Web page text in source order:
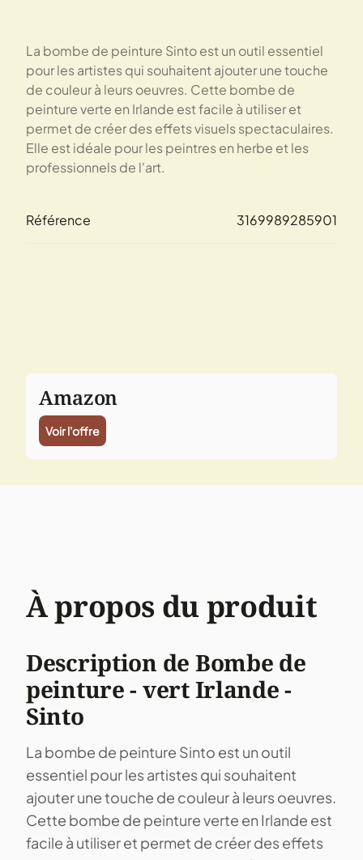
La bombe de peinture Sinto est un outil essentiel
pour les artistes qui souhaitent ajouter une touche
de couleur à leurs oeuvres. Cette bombe de
peinture verte en Irlande est facile à utiliser et
permet de créer des effets visuels spectaculaires.
Elle est idéale pour les peintres en herbe et les
professionnels de l'art.
Référence 3169989285901
Amazon
Voir l'offre
À propos du produit
Description de Bombe de
peinture - vert Irlande -
Sinto
La bombe de peinture Sinto est un outil
essentiel pour les artistes qui souhaitent
ajouter une touche de couleur à leurs oeuvres.
Cette bombe de peinture verte en Irlande est
facile à utiliser et permet de créer des effets